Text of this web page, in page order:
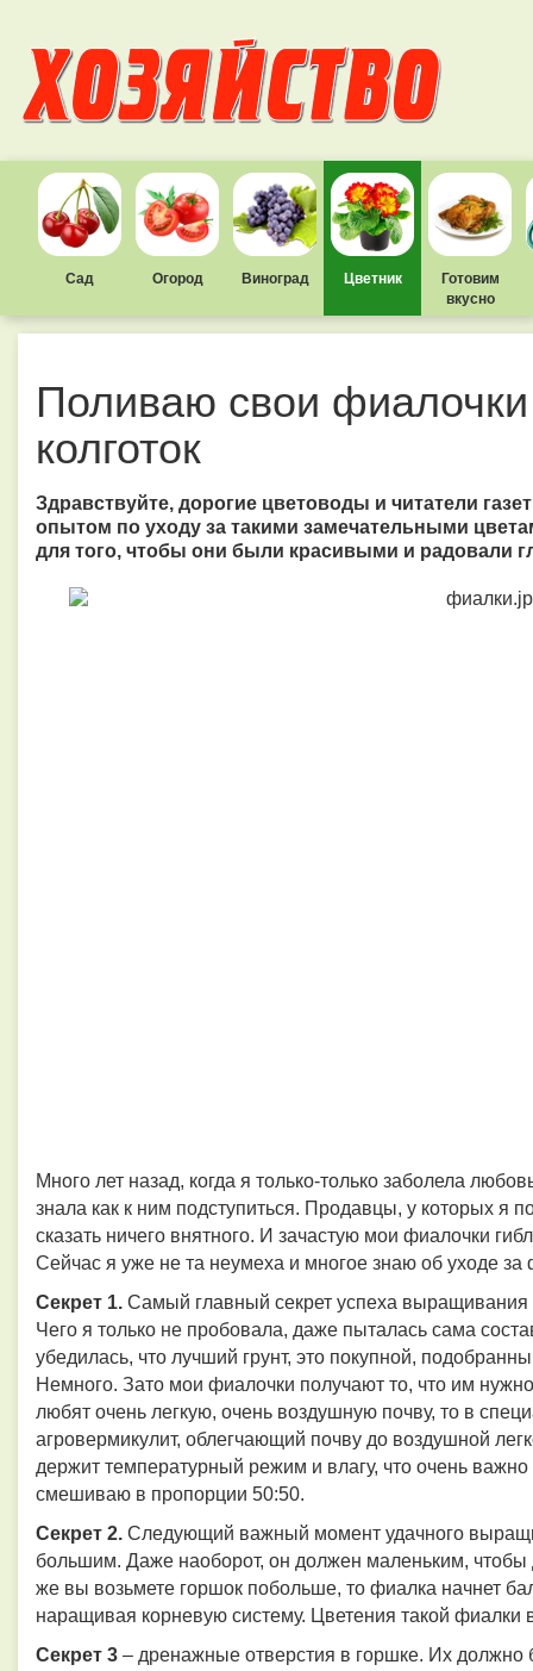
Сад Огород Виноград Цветник
Готовим
вкусно
Поливаю свои
колготок
Здравствуйте, дорогие цветоводы и читатели
опытом по уходу за такими замечательными
для того, чтобы они были красивыми и радовали
Много лет назад, когда я только-только заболела
знала как к ним подступиться. Продавцы, у которых я
сказать ничего внятного. И зачастую мои фиалочки
Сейчас я уже не та неумеха и многое знаю об уходе
Секрет 1. Самый главный секрет успеха
Чего я только не пробовала, даже пыталась сама
убедилась, что лучший грунт, это покупной,
Немного. Зато мои фиалочки получают то, что им
любят очень легкую, очень воздушную почву, то в
агровермикулит, облегчающий почву до воздушной
держит температурный режим и влагу, что очень
смешиваю в пропорции 50:50.
Секрет 2. Следующий важный момент удачного
большим. Даже наоборот, он должен маленьким, чтобы
же вы возьмете горшок побольше, то фиалка начнет
наращивая корневую систему. Цветения такой фиалки
Секрет 3 – дренажные отверстия в горшке. Их